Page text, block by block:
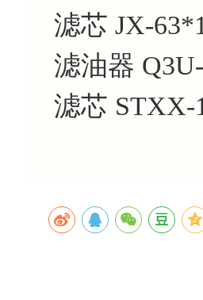
滤芯 JX-
滤油器
滤芯 STXX-